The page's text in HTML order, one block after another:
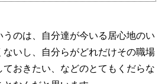
のは、自分達が今いる居心地のい
ないし、自分らがどれだけその職場
おきたい、などのとてもくだらな